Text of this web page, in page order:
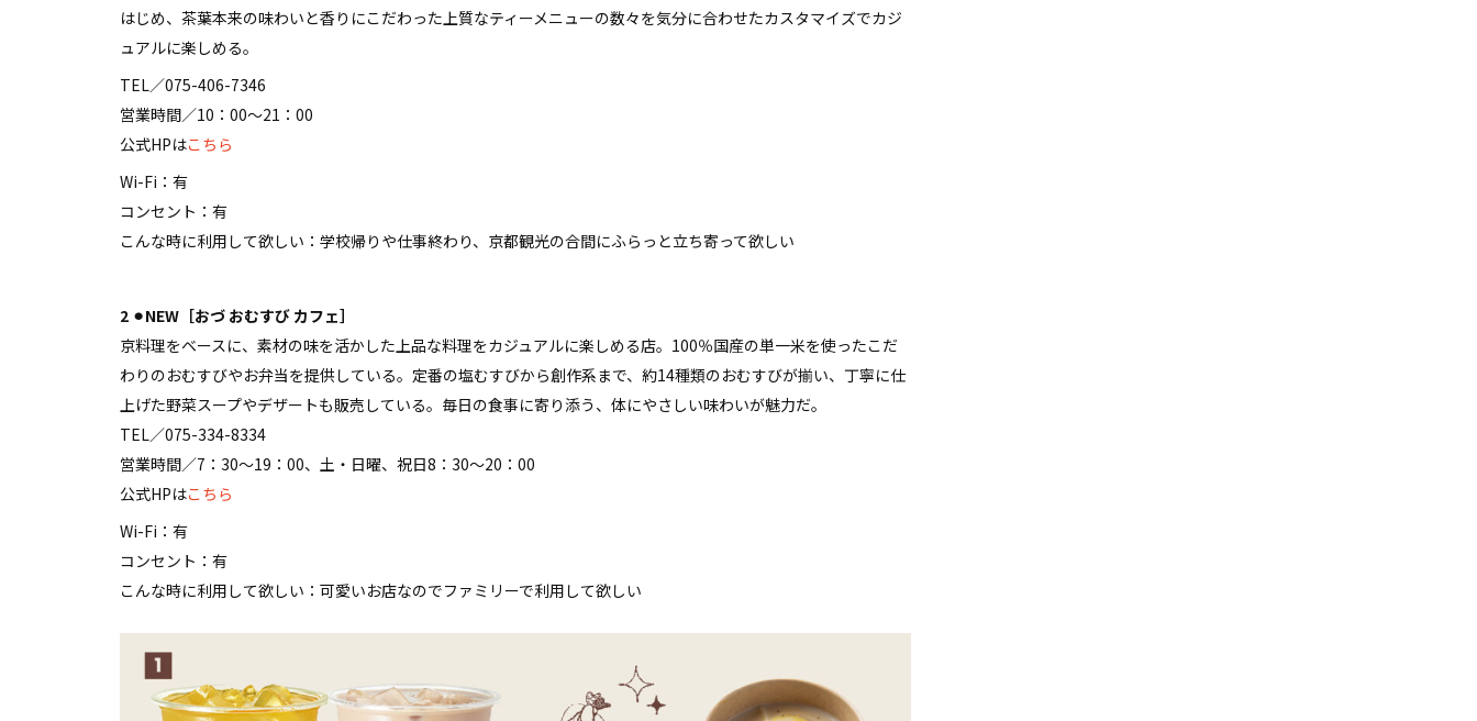
はじめ、茶葉本来の味わいと香りにこだわった上質なティーメニューの数々を気分に合わせたカスタマイズでカジ
ュアルに楽しめる。
TEL／075-406-7346
営業時間／10：00～21：00
公式HPはこちら
Wi-Fi：有
コンセント：有
こんな時に利用して欲しい：学校帰りや仕事終わり、京都観光の合間にふらっと立ち寄って欲しい
2 ⚫︎NEW［おづ おむすび カフェ］
京料理をベースに、素材の味を活かした上品な料理をカジュアルに楽しめる店。100％国産の単一米を使ったこだ
わりのおむすびやお弁当を提供している。定番の塩むすびから創作系まで、約14種類のおむすびが揃い、丁寧に仕
上げた野菜スープやデザートも販売している。毎日の食事に寄り添う、体にやさしい味わいが魅力だ。
TEL／075-334-8334
営業時間／7：30〜19：00、土・日曜、祝日8：30〜20：00
公式HPはこちら
Wi-Fi：有
コンセント：有
こんな時に利用して欲しい：可愛いお店なのでファミリーで利用して欲しい